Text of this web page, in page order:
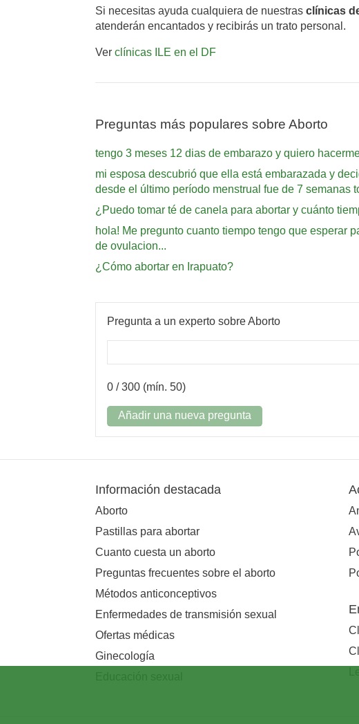
Si necesitas ayuda cualquiera de nuestras clínicas
atenderán encantados y recibirás un trato personal.
Ver clínicas ILE en el DF
Preguntas más populares sobre Aborto
tengo 3 meses 12 dias de embarazo y quiero
mi esposa descubrió que ella está embarazada y
desde el último período menstrual fue de 7 semanas
¿Puedo tomar té de canela para abortar y cuánto
hola! Me pregunto cuanto tiempo tengo que esperar
de ovulacion...
¿Cómo abortar en Irapuato?
Pregunta a un experto sobre Aborto
0 / 300 (mín. 50)
Añadir una nueva pregunta
Información destacada
Aborto
Pastillas para abortar
Cuanto cuesta un aborto
Preguntas frecuentes sobre el aborto
Métodos anticonceptivos
Enfermedades de transmisión sexual
Ofertas médicas
Ginecología